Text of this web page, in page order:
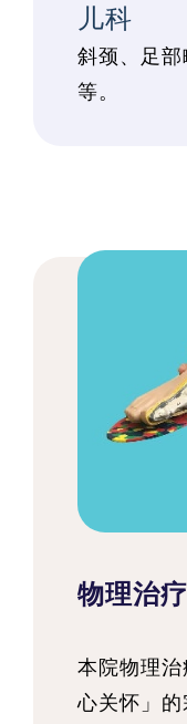
儿科
斜颈、足
等。
物理治
本院物理
心关怀」